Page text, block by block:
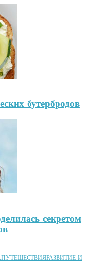
бутербродов
секретом
ПУТЕШЕСТВИЯРАЗВИТИЕ И